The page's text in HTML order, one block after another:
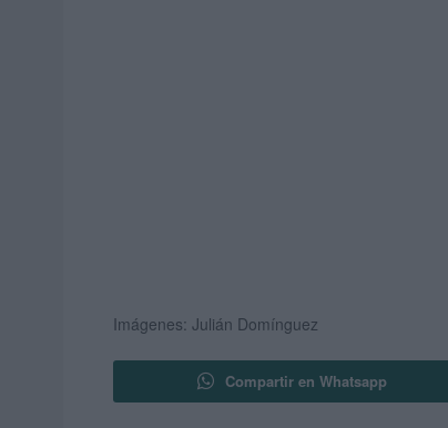
Imágenes: Julián Domínguez
Compartir en Whatsapp